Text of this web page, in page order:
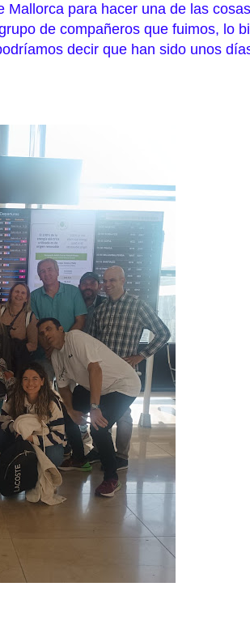
para hacer una de las cosas
de compañeros que fuimos, lo
decir que han sido unos